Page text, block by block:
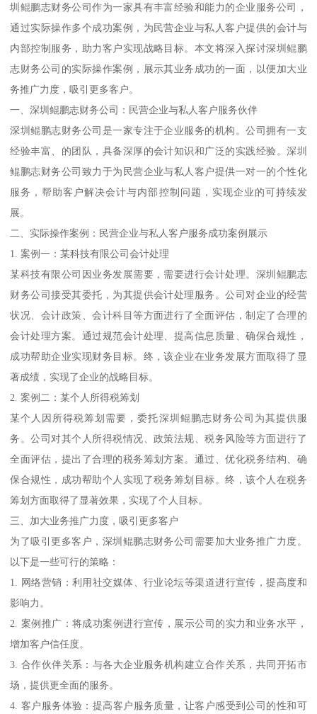
圳鲲鹏志财务公司作为一家具有丰富经验和能力的企业服务公司，
通过实际操作多个成功案例，为民营企业与私人客户提供的会计与
内部控制服务，助力客户实现战略目标。本文将深入探讨深圳鲲鹏
志财务公司的实际操作案例，展示其业务成功的一面，以便加大业
务推广力度，吸引更多客户。
一、深圳鲲鹏志财务公司：民营企业与私人客户服务伙伴
深圳鲲鹏志财务公司是一家专注于企业服务的机构。公司拥有一支
经验丰富、的团队，具备深厚的会计知识和广泛的实践经验。深圳
鲲鹏志财务公司致力于为民营企业与私人客户提供一对一的个性化
服务，帮助客户解决会计与内部控制问题，实现企业的可持续发
展。
二、实际操作案例：民营企业与私人客户服务成功案例展示
1. 案例一：某科技有限公司会计处理
某科技有限公司因业务发展需要，需要进行会计处理。深圳鲲鹏志
财务公司接受其委托，为其提供会计处理服务。公司对企业的经营
状况、会计政策、会计科目等方面进行了全面评估，制定了合理的
会计处理方案。通过规范会计处理、提高信息质量、确保合规性，
成功帮助企业实现财务目标。终，该企业在业务发展方面取得了显
著成绩，实现了企业的战略目标。
2. 案例二：某个人所得税筹划
某个人因所得税筹划需要，委托深圳鲲鹏志财务公司为其提供服
务。公司对其个人所得税情况、政策法规、税务风险等方面进行了
全面评估，提出了合理的税务筹划方案。通过、优化税务结构、确
保合规性，成功帮助个人实现了税务筹划目标。终，该个人在税务
筹划方面取得了显著效果，实现了个人目标。
三、加大业务推广力度，吸引更多客户
为了吸引更多客户，深圳鲲鹏志财务公司需要加大业务推广力度。
以下是一些可行的策略：
1. 网络营销：利用社交媒体、行业论坛等渠道进行宣传，提高度和
影响力。
2. 案例推广：将成功案例进行宣传，展示公司的实力和业务水平，
增加客户信任度。
3. 合作伙伴关系：与各大企业服务机构建立合作关系，共同开拓市
场，提供更全面的服务。
4. 客户服务体验：提高客户服务质量，让客户感受到公司的性和可